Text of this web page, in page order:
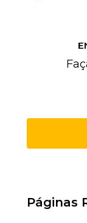
Páginas